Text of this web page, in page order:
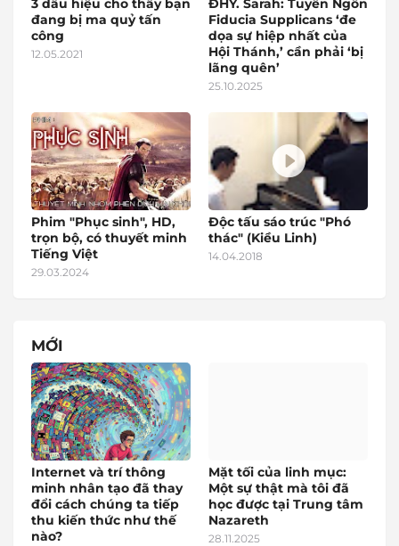
3 dấu hiệu cho thấy bạn
đang bị ma quỷ tấn
công
12.05.2021
ĐHY. Sarah: Tuyên Ngôn
Fiducia Supplicans ‘đe
dọa sự hiệp nhất của
Hội Thánh,’ cần phải ‘bị
lãng quên’
25.10.2025
Phim "Phục sinh", HD,
trọn bộ, có thuyết minh
Tiếng Việt
29.03.2024
Độc tấu sáo trúc "Phó
thác" (Kiều Linh)
14.04.2018
MỚI
Internet và trí thông
minh nhân tạo đã thay
đổi cách chúng ta tiếp
thu kiến thức như thế
nào?
Mặt tối của linh mục:
Một sự thật mà tôi đã
học được tại Trung tâm
Nazareth
28.11.2025